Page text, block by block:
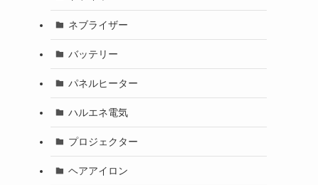
ネブライザー
バッテリー
パネルヒーター
ハルエネ電気
プロジェクター
ヘアアイロン